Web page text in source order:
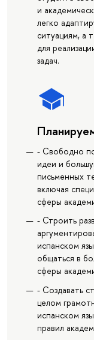
и
легко
ситуациям, а
для
задач.
- Свободно
идеи и
письменных
включая
сферы
- Строить
испанском
общаться в
сферы
- Создавать
целом
испанском
правил